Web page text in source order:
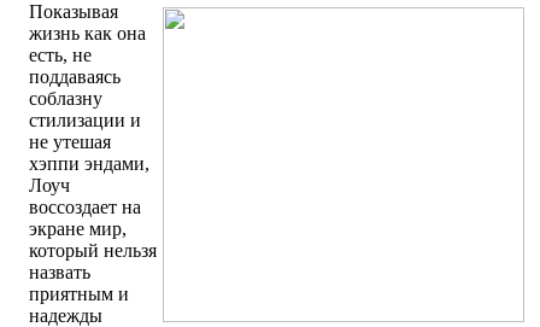
Показывая
жизнь как она
есть, не
поддаваясь
соблазну
стилизации и
не утешая
хэппи эндами,
Лоуч
воссоздает на
экране мир,
который нельзя
назвать
приятным и
надежды